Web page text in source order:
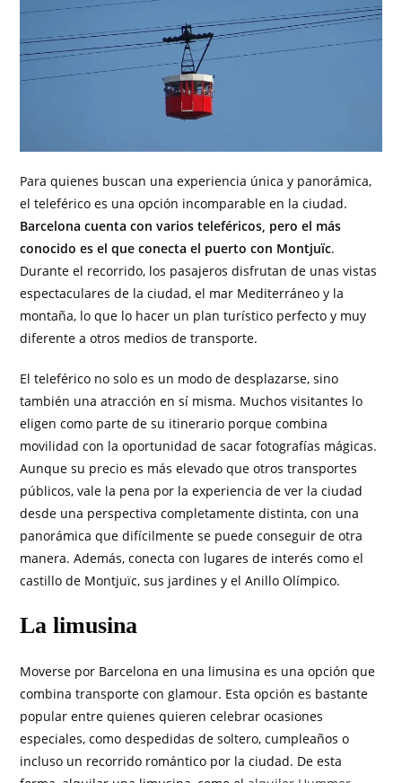
Para quienes buscan una experiencia única y panorámica,
el teleférico es una opción incomparable en la ciudad.
Barcelona cuenta con varios teleféricos, pero el más
conocido es el que conecta el puerto con Montjuïc.
Durante el recorrido, los pasajeros disfrutan de unas vistas
espectaculares de la ciudad, el mar Mediterráneo y la
montaña, lo que lo hacer un plan turístico perfecto y muy
diferente a otros medios de transporte.
El teleférico no solo es un modo de desplazarse, sino
también una atracción en sí misma. Muchos visitantes lo
eligen como parte de su itinerario porque combina
movilidad con la oportunidad de sacar fotografías mágicas.
Aunque su precio es más elevado que otros transportes
públicos, vale la pena por la experiencia de ver la ciudad
desde una perspectiva completamente distinta, con una
panorámica que difícilmente se puede conseguir de otra
manera. Además, conecta con lugares de interés como el
castillo de Montjuïc, sus jardines y el Anillo Olímpico.
La limusina
Moverse por Barcelona en una limusina es una opción que
combina transporte con glamour. Esta opción es bastante
popular entre quienes quieren celebrar ocasiones
especiales, como despedidas de soltero, cumpleaños o
incluso un recorrido romántico por la ciudad. De esta